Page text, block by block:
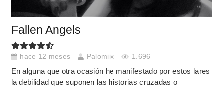
Fallen Angels
hace 12 meses Palomiix 1.696
En alguna que otra ocasión he manifestado por estos lares
la debilidad que suponen las historias cruzadas o